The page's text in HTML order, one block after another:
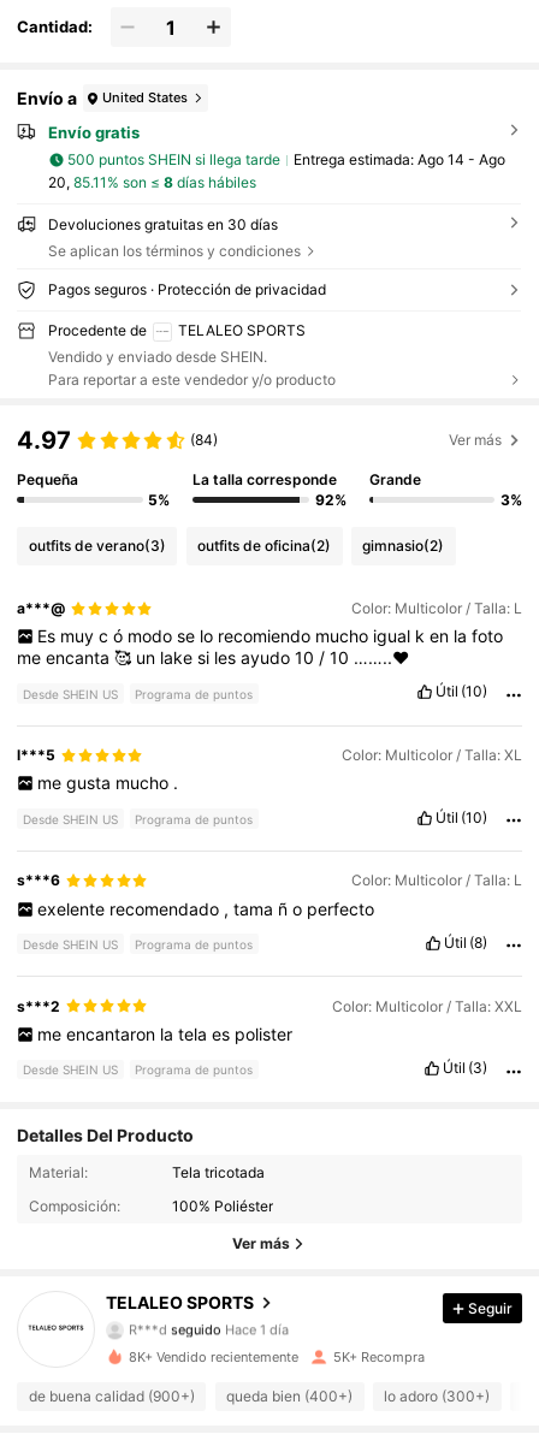
Cantidad:
Envío a United States
Envío gratis
500 puntos SHEIN si llega tarde Entrega estimada: Ago 14 - Ago
20, 85.11% son ≤ 8días hábiles
Devoluciones gratuitas en 30 días
Se aplican los términos y condiciones
Pagos seguros · Protección de privacidad
Procedente de
TELALEO SPORTS
Vendido y enviado desde SHEIN.
Para reportar a este vendedor y/o producto
4.97 (84) Ver más
Pequeña
5%
La talla corresponde
92%
Grande
3%
outfits de verano(3) outfits de oficina(2) gimnasio(2)
a***@ Color: Multicolor / Talla: L
Es muy c ó modo se lo recomiendo mucho igual k en la foto
meencanta🥰 un lakesi lesayudo10 /10 ……..♥️
Desde SHEIN US Programa de puntos Útil (10)
l***5 Color: Multicolor / Talla: XL
me gusta mucho .
Desde SHEIN US Programa de puntos Útil (10)
s***6 Color: Multicolor / Talla: L
exelente recomendado , tama ñ o perfecto
Desde SHEIN US Programa de puntos Útil (8)
s***2 Color: Multicolor / Talla: XXL
me encantaron la tela es polister
Desde SHEIN US Programa de puntos Útil (3)
Detalles Del Producto
Material:
Tela tricotada
Composición:
100% Poliéster
Ver más
TELALEO SPORTS
4.9K Seguidores
R***d seguido Hace 1 día
4.9K Seguidores
4.94 4.9K Seguidores
Seguir
8K+ Vendido recientemente 5K+ Recompra
de buena calidad (900+) queda bien (400+) lo adoro (300+)